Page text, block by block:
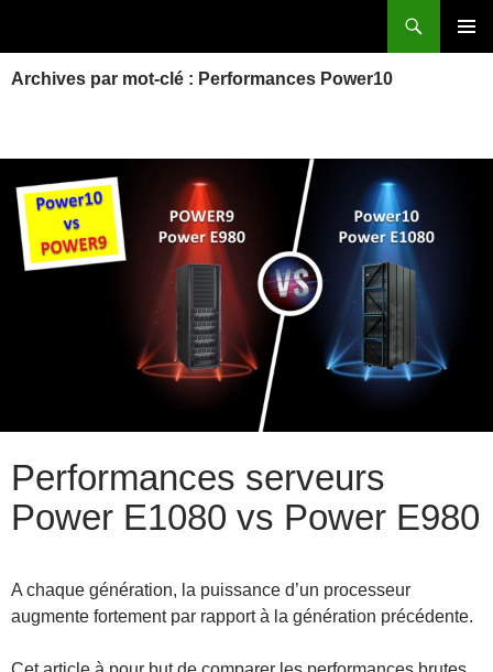
Archives par mot-clé : Performances Power10
Performances serveurs
Power E1080 vs Power E980
A chaque génération, la puissance d’un processeur
augmente fortement par rapport à la génération précédente.